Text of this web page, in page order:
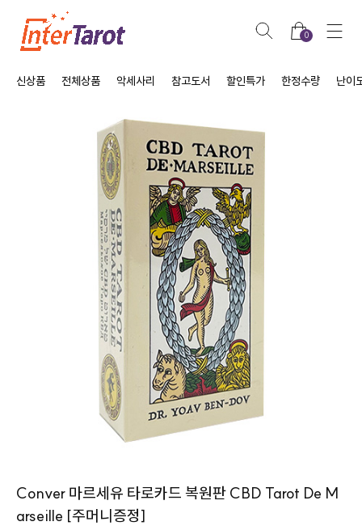
0
신상품 전체상품 악세사리 참고도서 할인특가 한정수량 난이
Conver 마르세유 타로카드 복원판 CBD Tarot De M
arseille [주머니증정]